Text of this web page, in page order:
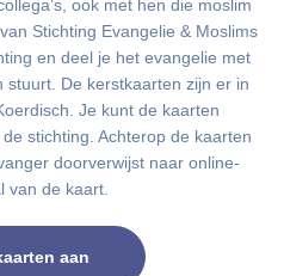
ook met hen die moslim
Stichting Evangelie & Moslims
en deel je het evangelie met
De kerstkaarten zijn er in
Je kunt de kaarten
stichting. Achterop de kaarten
doorverwijst naar online-
van de kaart.
aan